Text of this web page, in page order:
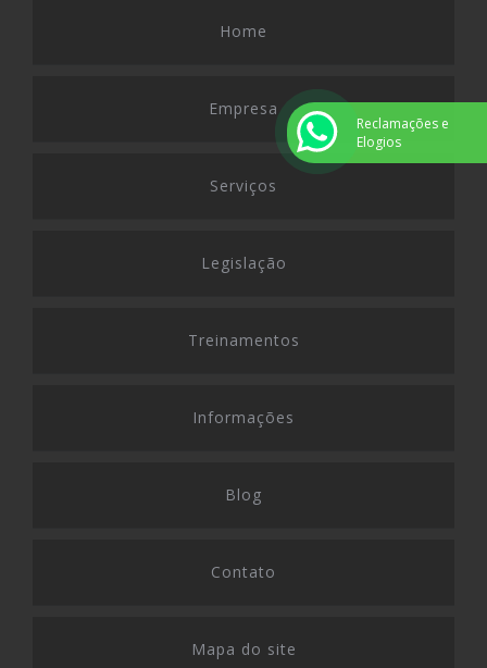
Home
Empresa
Serviços
Legislação
Treinamentos
Informações
Blog
Contato
Mapa do site
Reclamações e
Elogios